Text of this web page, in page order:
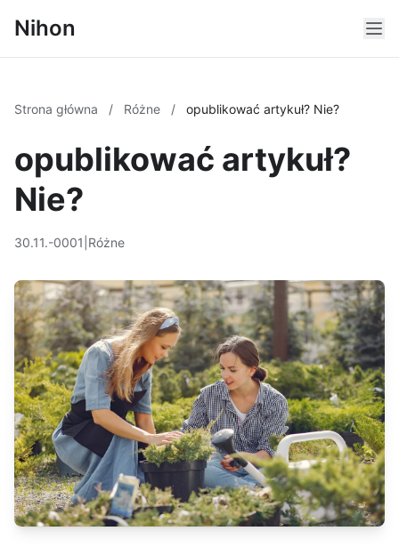
Nihon
Strona główna / Różne / opublikować artykuł? Nie?
opublikować artykuł?
Nie?
30.11.-0001 Różne